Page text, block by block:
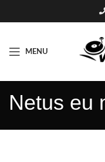
MENU
Netus eu